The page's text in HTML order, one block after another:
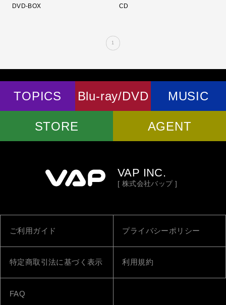
DVD-BOX CD
1
TOPICS Blu-ray/DVD MUSIC
STORE AGENT
VAP INC.
[ 株式会社バップ ]
ご利用ガイド プライバシーポリシー
特定商取引法に基づく表示 利用規約
FAQ